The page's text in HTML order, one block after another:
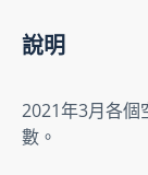
說明
2021年3月各個
數。